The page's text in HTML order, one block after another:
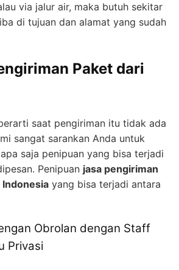
via jalur air, maka butuh sekitar
di tujuan dan alamat yang sudah
Paket dari
saat pengiriman itu tidak ada
sangat sarankan Anda untuk
saja penipuan yang bisa terjadi
Penipuan jasa pengiriman
Indonesia yang bisa terjadi antara
Obrolan dengan Staff
Privasi